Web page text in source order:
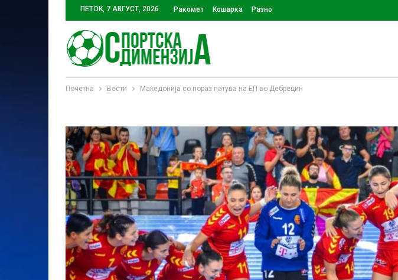
ПЕТОК, 7 АВГУСТ, 2026 Ракомет Кошарка Разно
Почетна Вести Македонија со пораз патува на ЕП во Дебрецин